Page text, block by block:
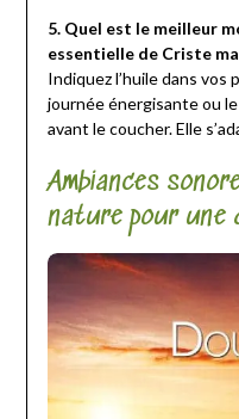
5. Quel est le meilleur
essentielle de Criste
Indiquez l’huile dans
journée énergisante ou
avant le coucher. Elle
Ambiances
nature pour une